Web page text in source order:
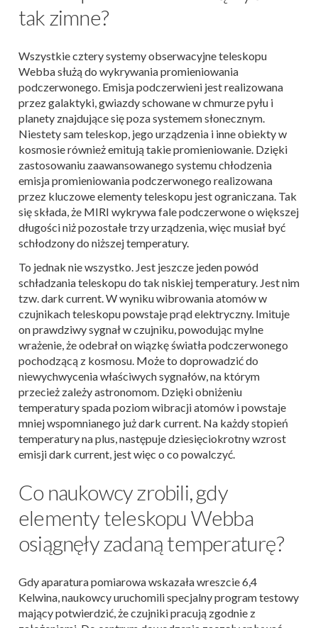
tak zimne?
Wszystkie cztery systemy obserwacyjne teleskopu
Webba służą do wykrywania promieniowania
podczerwonego. Emisja podczerwieni jest realizowana
przez galaktyki, gwiazdy schowane w chmurze pyłu i
planety znajdujące się poza systemem słonecznym.
Niestety sam teleskop, jego urządzenia i inne obiekty w
kosmosie również emitują takie promieniowanie. Dzięki
zastosowaniu zaawansowanego systemu chłodzenia
emisja promieniowania podczerwonego realizowana
przez kluczowe elementy teleskopu jest ograniczana. Tak
się składa, że MIRI wykrywa fale podczerwone o większej
długości niż pozostałe trzy urządzenia, więc musiał być
schłodzony do niższej temperatury.
To jednak nie wszystko. Jest jeszcze jeden powód
schładzania teleskopu do tak niskiej temperatury. Jest nim
tzw. dark current. W wyniku wibrowania atomów w
czujnikach teleskopu powstaje prąd elektryczny. Imituje
on prawdziwy sygnał w czujniku, powodując mylne
wrażenie, że odebrał on wiązkę światła podczerwonego
pochodzącą z kosmosu. Może to doprowadzić do
niewychwycenia właściwych sygnałów, na którym
przecież zależy astronomom. Dzięki obniżeniu
temperatury spada poziom wibracji atomów i powstaje
mniej wspomnianego już dark current. Na każdy stopień
temperatury na plus, następuje dziesięciokrotny wzrost
emisji dark current, jest więc o co powalczyć.
Co naukowcy zrobili, gdy
elementy teleskopu Webba
osiągnęły zadaną temperaturę?
Gdy aparatura pomiarowa wskazała wreszcie 6,4
Kelwina, naukowcy uruchomili specjalny program testowy
mający potwierdzić, że czujniki pracują zgodnie z